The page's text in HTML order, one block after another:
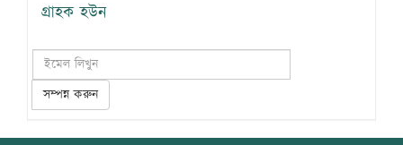
গ্রাহক হউন
সম্পন্ন করুন